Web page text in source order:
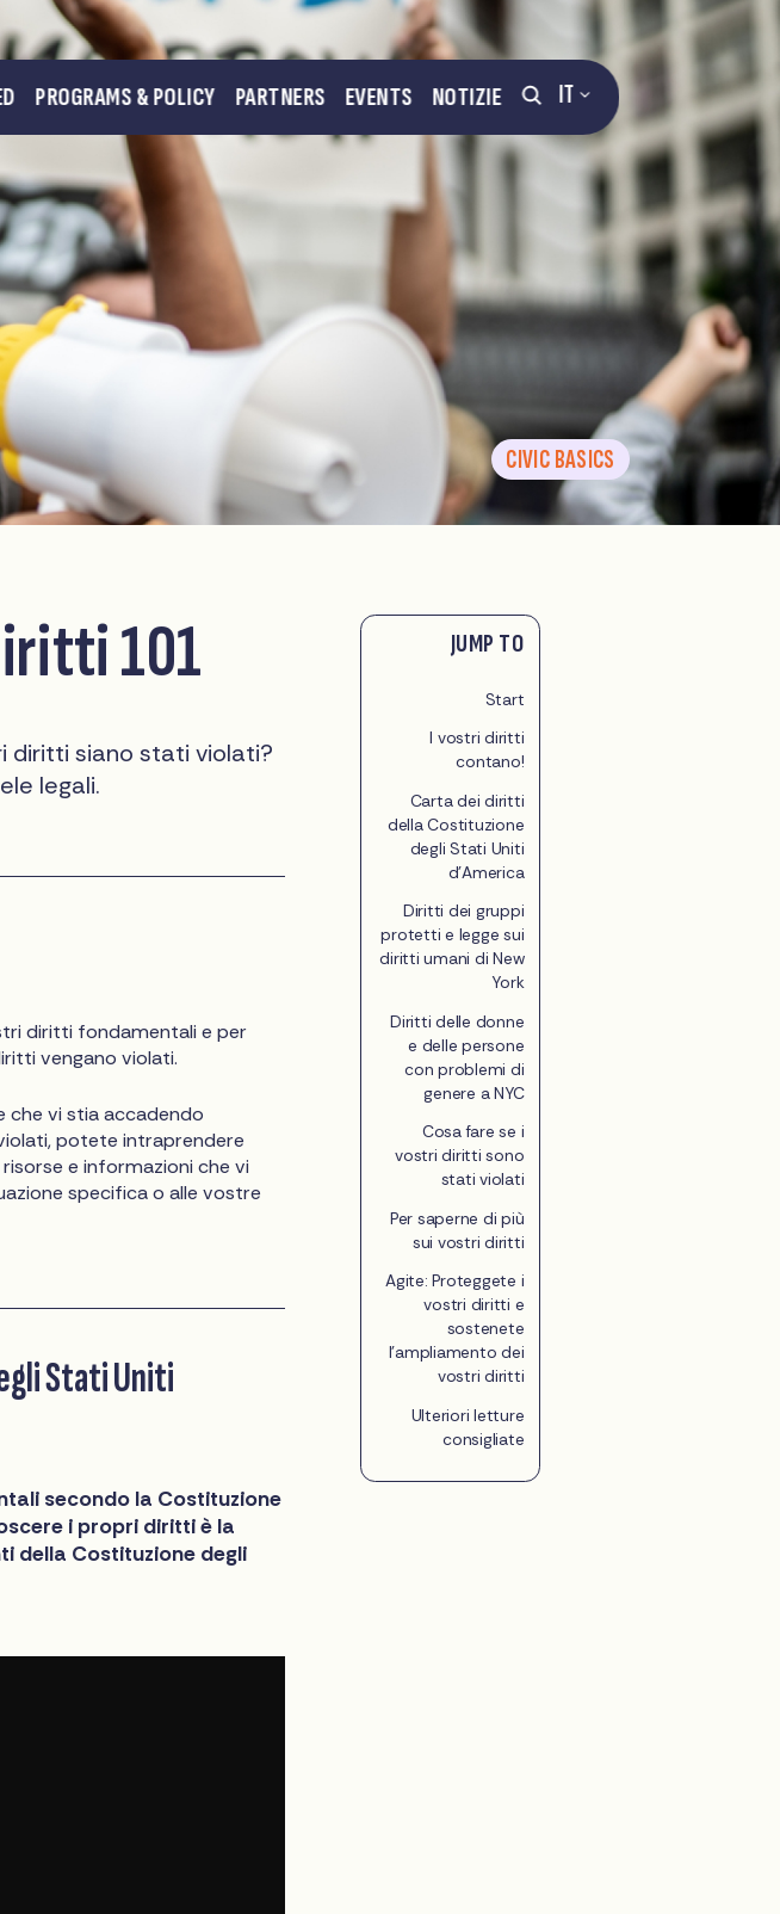
IT
PROGRAMS & POLICY PARTNERS EVENTS NOTIZIE
CIVIC BASICS
101
diritti siano stati violati?
legali.
diritti fondamentali e per
vengano violati.
che vi stia accadendo
potete intraprendere
e informazioni che vi
specifica o alle vostre
Stati Uniti
secondo la Costituzione
i propri diritti è la
della Costituzione degli
JUMP TO
Start
I vostri diritti
contano!
Carta dei diritti
della Costituzione
degli Stati Uniti
d'America
Diritti dei gruppi
protetti e legge sui
diritti umani di New
York
Diritti delle donne
e delle persone
con problemi di
genere a NYC
Cosa fare se i
vostri diritti sono
stati violati
Per saperne di più
sui vostri diritti
Agite: Proteggete i
vostri diritti e
sostenete
l'ampliamento dei
vostri diritti
Ulteriori letture
consigliate